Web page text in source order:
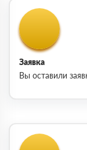
Заявка
Вы оставили